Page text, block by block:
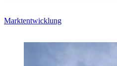
Marktentwicklung